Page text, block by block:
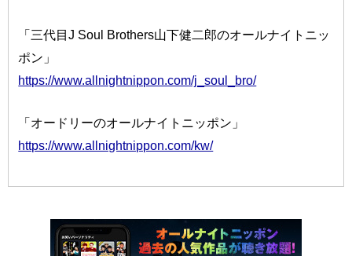
「三代目J Soul Brothers山下健二郎のオールナイトニッ
ポン」
https://www.allnightnippon.com/j_soul_bro/
「オードリーのオールナイトニッポン」
https://www.allnightnippon.com/kw/